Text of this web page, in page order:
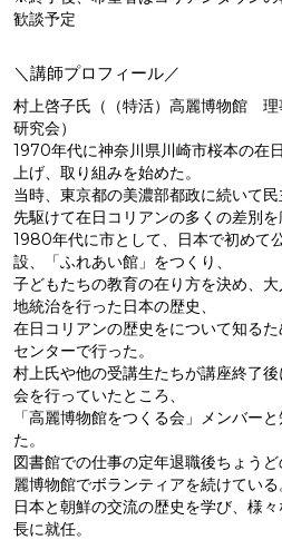
歓談予定
＼講師プロフィール／
村上啓子氏（（特活）高麗博物館 理
研究会）
1970年代に神奈川県川崎市桜本の在
上げ、取り組みを始めた。
当時、東京都の美濃部都政に続いて
先駆けて在日コリアンの多くの差別を
1980年代に市として、日本で初めて
設、「ふれあい館」をつくり、
子どもたちの教育の在り方を決め、
地統治を行った日本の歴史、
在日コリアンの歴史をについて知る
センターで行った。
村上氏や他の受講生たちが講座終了
会を行っていたところ、
「高麗博物館をつくる会」メンバー
た。
図書館での仕事の定年退職後ちょう
麗博物館でボランティアを続けている
日本と朝鮮の交流の歴史を学び、様
長に就任。